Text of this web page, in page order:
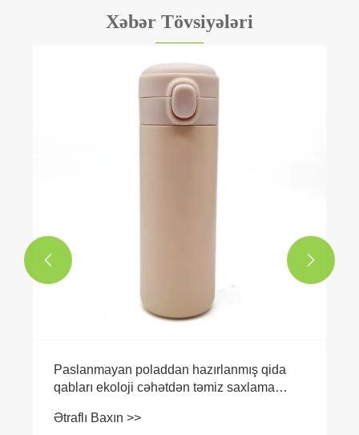
Xəbər Tövsiyələri
Paslanmayan poladdan hazırlanmış qida
qabları ekoloji cəhətdən təmiz saxlama
Ətraflı Baxın >>
 